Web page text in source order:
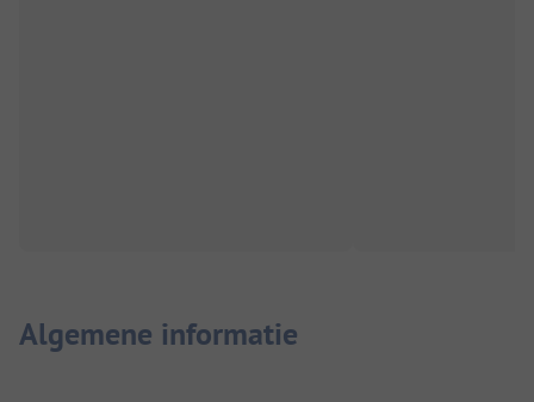
Algemene informatie